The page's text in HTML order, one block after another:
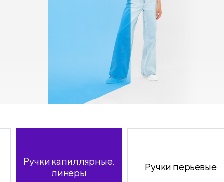
Бумажная
продукция
Ручки капиллярные,
линеры
Ручки перьевые